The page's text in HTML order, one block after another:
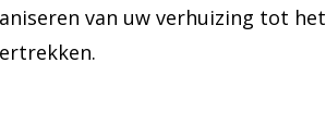
van uw verhuizing tot het